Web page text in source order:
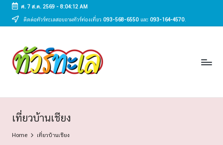
Skip
content
ศ. 7 ส.ค. 2569- 8:04:12 AM
ติดต่อทัวร์ทะเลสอบถามทัวร์ท่องเที่ยว 093-568-6550และ 093-164-4570.
ทั
ว
ท
ะ
เ
ทัวร์
ทะเล
ราคา
แพ็ก
จ
เที่ยวบ้านเชียง
Home เที่ยวบ้านเชียง